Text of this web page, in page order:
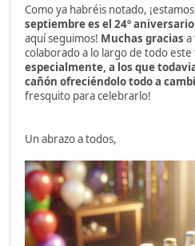
Como ya habréis notado,
septiembre es el 24º
aquí seguimos! Muchas gracias a
colaborado a lo largo de todo este
especialmente, a los que
cañón ofreciéndolo todo a
fresquito para celebrarlo!
Un abrazo a todos,